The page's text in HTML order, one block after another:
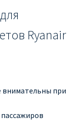
Ryanair
внимательны при